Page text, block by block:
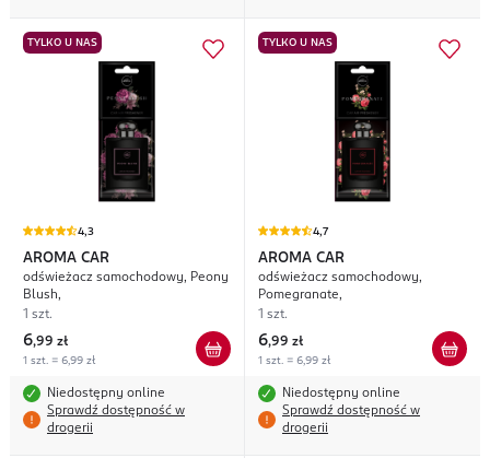
TYLKO U NAS
4,3
AROMA CAR
odświeżacz samochodowy, Peony
Blush,
1 szt.
6,99 zł
1 szt. = 6,99 zł
Niedostępny online
Sprawdź dostępność w
drogerii
TYLKO U NAS
4,7
AROMA CAR
odświeżacz samochodowy,
Pomegranate,
1 szt.
6,99 zł
1 szt. = 6,99 zł
Niedostępny online
Sprawdź dostępność w
drogerii